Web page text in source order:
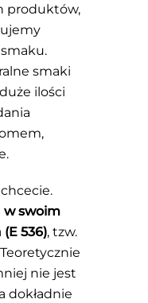
produktów,
smaki
ilości
w swoim
536), tzw.
nie jest
dokładnie